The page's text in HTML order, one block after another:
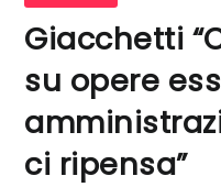
Giacchetti
su opere
ci ripensa”